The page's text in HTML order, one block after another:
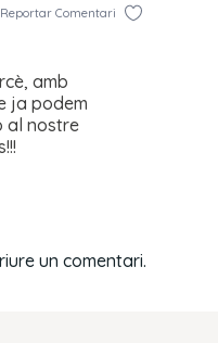
Reportar Comentari
amb
ja podem
al nostre
un comentari.